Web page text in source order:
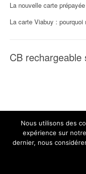
La nouvelle carte
La carte Viabuy : pourquoi
CB rechargeable
© cartebancaire-
Nous utilisons des
expérience sur
dernier, nous